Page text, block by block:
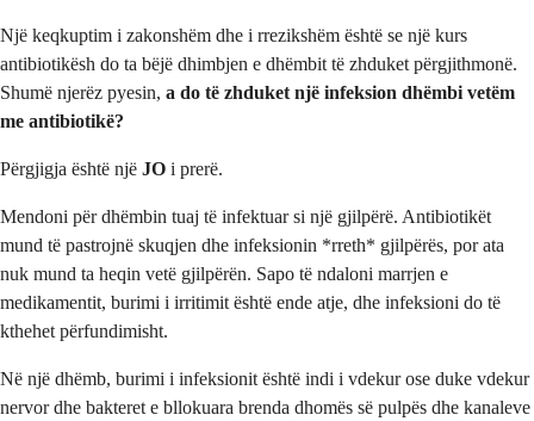
Një keqkuptim i zakonshëm dhe i rrezikshëm është se një kurs
antibiotikësh do ta bëjë dhimbjen e dhëmbit të zhduket përgjithmonë.
Shumë njerëz pyesin, a do të zhduket një infeksion dhëmbi vetëm
me antibiotikë?
Përgjigja është një JO i prerë.
Mendoni për dhëmbin tuaj të infektuar si një gjilpërë. Antibiotikët
mund të pastrojnë skuqjen dhe infeksionin *rreth* gjilpërës, por ata
nuk mund ta heqin vetë gjilpërën. Sapo të ndaloni marrjen e
medikamentit, burimi i irritimit është ende atje, dhe infeksioni do të
kthehet përfundimisht.
Në një dhëmb, burimi i infeksionit është indi i vdekur ose duke vdekur
nervor dhe bakteret e bllokuara brenda dhomës së pulpës dhe kanaleve